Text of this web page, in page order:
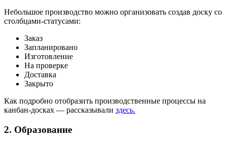
Небольшое производство можно организовать создав доску со
столбцами-статусами:
Заказ
Запланировано
Изготовление
На проверке
Доставка
Закрыто
Как подробно отобразить производственные процессы на
канбан-досках — рассказывали здесь.
2. Образование